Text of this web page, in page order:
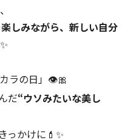
しみながら、新しい自分
ラの日」👁️🎀
だ“ウソみたいな美し
っかけに💄✨